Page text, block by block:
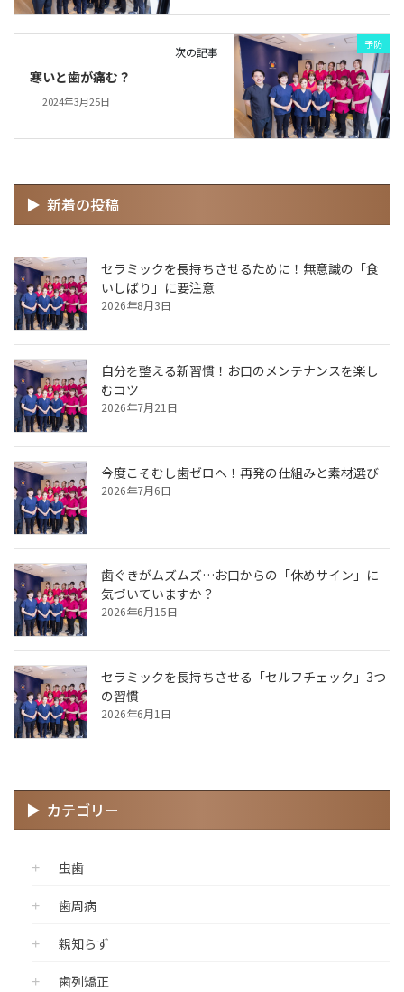
予防
次の記事
寒いと歯が痛む？
2024年3月25日
新着の投稿
セラミックを長持ちさせるために！無意識の「食
いしばり」に要注意
2026年8月3日
自分を整える新習慣！お口のメンテナンスを楽し
むコツ
2026年7月21日
今度こそむし歯ゼロへ！再発の仕組みと素材選び
2026年7月6日
歯ぐきがムズムズ…お口からの「休めサイン」に
気づいていますか？
2026年6月15日
セラミックを長持ちさせる「セルフチェック」3つ
の習慣
2026年6月1日
カテゴリー
虫歯
歯周病
親知らず
歯列矯正